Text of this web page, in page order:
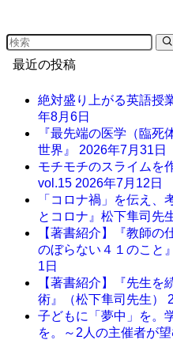
最近の投稿
絶対盛り上がる英語授
年8月6日
『最先端の医学（臨
世界』 2026年7月31日
モチモチのスライム
vol.15 2026年7月12日
「コロナ禍」を伝え、
とコロナ』松下隼司先
【著書紹介】『教師
のぼらない４１のこと
1日
【著書紹介】『先生
術』（松下隼司先生）
子どもに「夢中」を。
を。～2人の主催者が